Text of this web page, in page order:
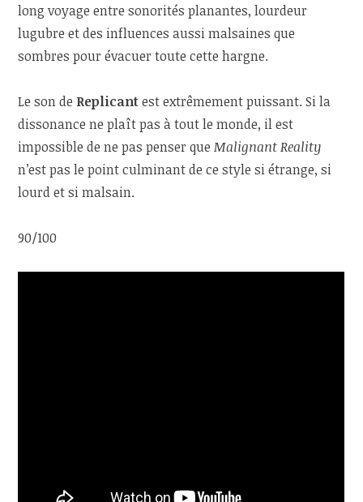
long voyage entre sonorités planantes, lourdeur
lugubre et des influences aussi malsaines que
sombres pour évacuer toute cette hargne.
Le son de Replicantest extrêmement puissant. Si la
dissonance ne plaît pas à tout le monde, il est
impossible de ne pas penser queMalignant Reality
n’est pas le point culminant de ce style si étrange, si
lourd et si malsain.
90/100